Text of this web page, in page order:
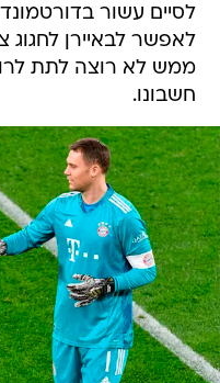
לסיים עשור
לאפשר לבאיירן לחגוג
ממש לא רוצה לתת
חשבונו.